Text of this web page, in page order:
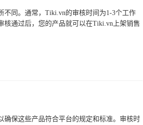
同。通常，Tiki.vn的审核时间为1-3个工作
核通过后，您的产品就可以在Tiki.vn上架销售
保这些产品符合平台的规定和标准。审核时